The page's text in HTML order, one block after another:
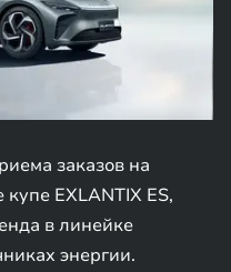
заказов на
EXLANTIX ES,
в линейке
энергии.